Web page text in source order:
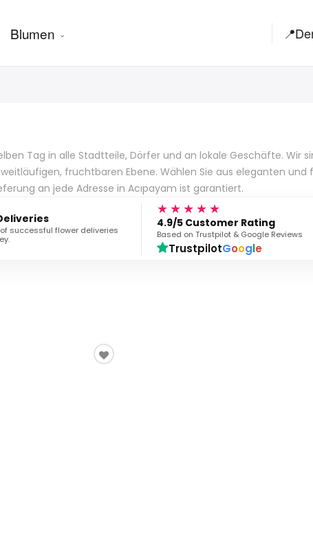
Blumen 📍
Tag in alle Stadtteile, Dörfer und an lokale Geschäfte. Wir
fruchtbaren Ebene. Wählen Sie aus eleganten
an jede Adresse in Acıpayam ist garantiert.
successful flower deliveries
★★★★★
4.9/5 Customer Rating
Based on Trustpilot & Google Reviews
TrustpilotGoogle